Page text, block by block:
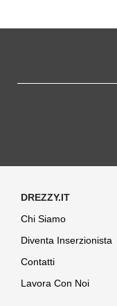
Pantaloni
Chi Siamo
Diventa Inserzionista
Contatti
Lavora Con Noi